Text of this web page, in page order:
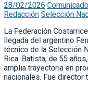
28/02/2026
Redacción Selección
La Federación
llegada del argentino
técnico de la Selección
Rica. Batista, de 55
amplia trayectoria en
nacionales. Fue